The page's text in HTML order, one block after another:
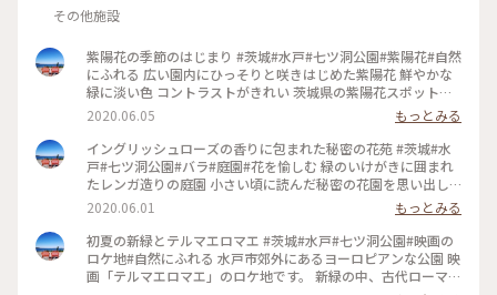
その他施設
紫陽花の季節のはじまり #茨城#水戸#七ツ洞公園#紫陽花#自然
にふれる 広い園内にひっそりと咲きはじめた紫陽花 鮮やかな
緑に淡い色 コントラストがきれい 茨城県の紫陽花スポット、
2020.06.05
もっとみる
イングリッシュローズの香りに包まれた秘密の花苑 #茨城#水
戸#七ツ洞公園#バラ#庭園#花を愉しむ 緑のいけがきに囲まれ
たレンガ造りの庭園 小さい頃に読んだ秘密の花園を思い出し
ます。 バラのいい香りがする園内は所々にヨーロピアンな ベ
ンチがあり、ゆっくりと見ることができます。 ローズガーデン
の他、新緑がきれいな森林公園、 4つのダム、古代ローマを思
わせるフォリーなど 楽しめました☺️ #わたしの街#バラ#muu
の水戸散歩#自然にふれる#アートみたいな景色
2020.06.01
もっとみる
初夏の新緑とテルマエロマエ #茨城#水戸#七ツ洞公園#映画の
ロケ地#自然にふれる 水戸市郊外にあるヨーロピアンな公園 映
画「テルマエロマエ」のロケ地です。 新緑の中、古代ローマを